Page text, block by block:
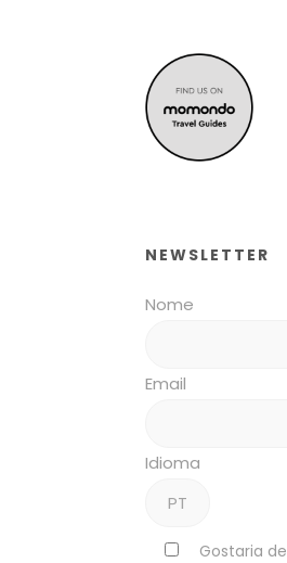
NEWSLETTER
Nome
Email
Idioma
Gostaria de